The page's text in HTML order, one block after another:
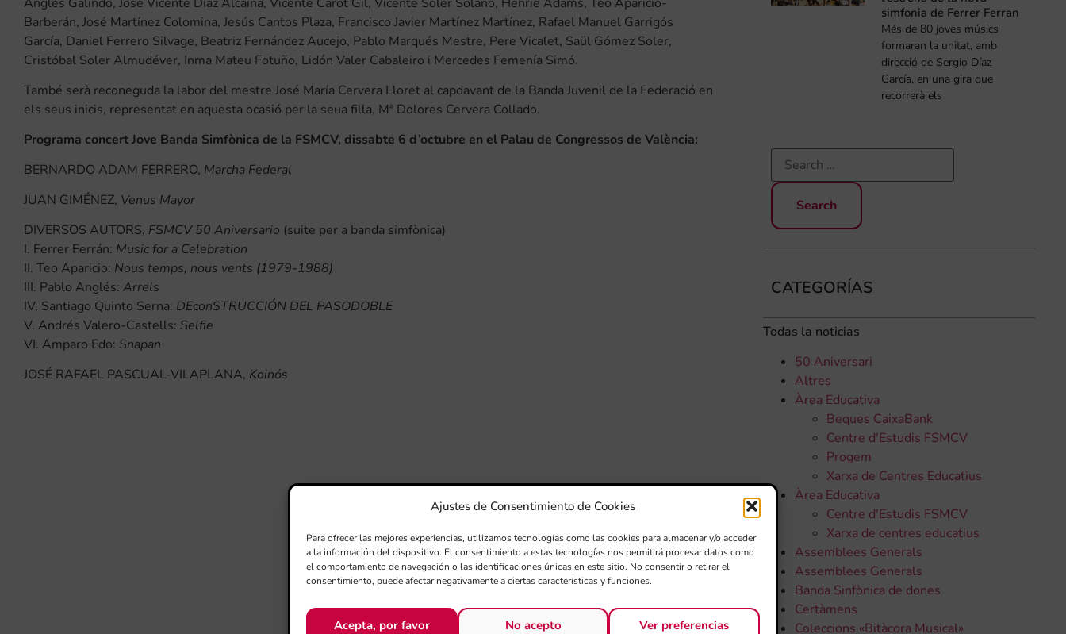
Ajustes de Consentimiento de Cookies
Para ofrecer las mejores experiencias, utilizamos tecnologías como las cookies para almacenar y/o acceder
a la información del dispositivo. El consentimiento a estas tecnologías nos permitirá procesar datos como
el comportamiento de navegación o las identificaciones únicas en este sitio. No consentir o retirar el
consentimiento, puede afectar negativamente a ciertas características y funciones.
Acepta, por favor No acepto Ver preferencias
Barberán, José Martínez Colomina, Jesús Cantos Plaza, Francisco Javier Martínez Martínez, Rafael Manuel Garrigós
García, Daniel Ferrero Silvage, Beatriz Fernández Aucejo, Pablo Marqués Mestre, Pere Vicalet, Saül Gómez Soler,
Cristóbal Soler Almudéver, Inma Mateu Fotuño, Lidón Valer Cabaleiro i Mercedes Femenía Simó.
També serà reconeguda la labor del mestre José María Cervera Lloret al capdavant de la Banda Juvenil de la Federació en
els seus inicis, representat en aquesta ocasió per la seua filla, Mª Dolores Cervera Collado.
Programa concert Jove Banda Simfònica de la FSMCV, dissabte 6 d’octubre en el Palau de Congressos de València:
BERNARDO ADAM FERRERO, Marcha Federal
JUAN GIMÉNEZ, Venus Mayor
DIVERSOS AUTORS, FSMCV 50 Aniversario (suite per a banda simfònica)
I. Ferrer Ferrán: Music for a Celebration
II. Teo Aparicio: Nous temps, nous vents (1979-1988)
III. Pablo Anglés: Arrels
IV. Santiago Quinto Serna: DEconSTRUCCIÓN DEL PASODOBLE
V. Andrés Valero-Castells: Selfie
VI. Amparo Edo: Snapan
JOSÉ RAFAEL PASCUAL-VILAPLANA, Koinós
simfonia de Ferrer Ferran
Més de 80 joves músics
formaran la unitat, amb
direcció de Sergio Díaz
García, en una gira que
recorrerà els
CATEGORÍAS
Todas la noticias
50 Aniversari
Altres
Àrea Educativa
Beques CaixaBank
Centre d'Estudis FSMCV
Progem
Xarxa de Centres Educatius
Àrea Educativa
Centre d'Estudis FSMCV
Xarxa de centres educatius
Assemblees Generals
Assemblees Generals
Banda Sinfònica de dones
Certàmens
Coleccions «Bitàcora Musical»